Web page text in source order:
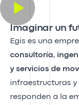
Imaginar un
Egis es una
consultoría,
y servicios de
infraestructuras
responden a la